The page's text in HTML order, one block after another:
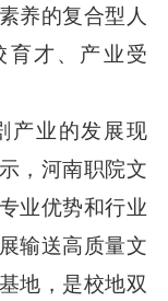
养的复合型人
育才、产业受
产业的发展现
，河南职院文
业优势和行业
输送高质量文
地，是校地双